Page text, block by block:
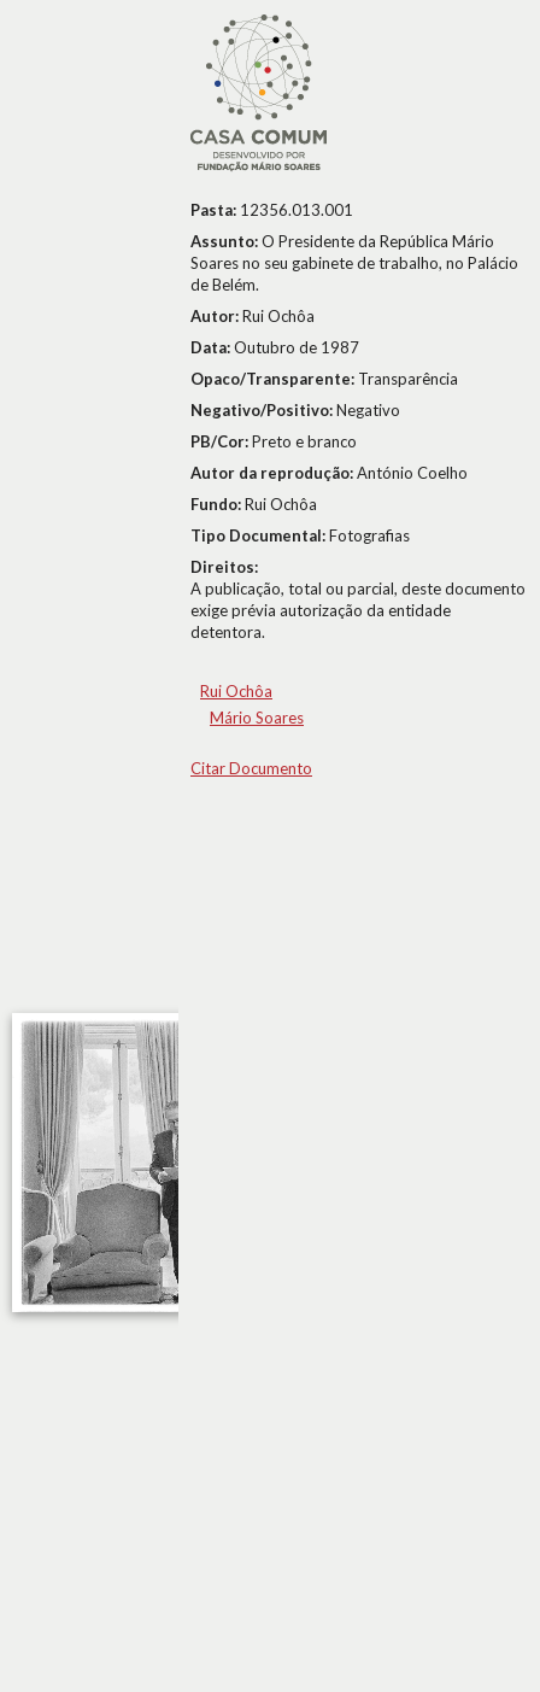
Pasta: 12356.013.001
Assunto:O Presidente da República Mário
Soares no seu gabinete de trabalho, no Palácio
de Belém.
Autor:Rui Ochôa
Data:Outubro de 1987
Opaco/Transparente: Transparência
Negativo/Positivo:Negativo
PB/Cor:Preto e branco
Autor da reprodução:António Coelho
Fundo:Rui Ochôa
Tipo Documental:Fotografias
Direitos:
A publicação, total ou parcial, deste documento
exige prévia autorização da entidade
detentora.
Rui Ochôa
Mário Soares
Citar Documento